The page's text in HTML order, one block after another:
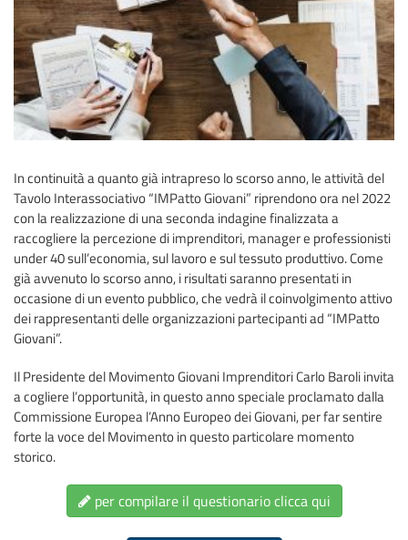
In continuità a quanto già intrapreso lo scorso anno, le attività del
Tavolo Interassociativo “IMPatto Giovani” riprendono ora nel 2022
con la realizzazione di una seconda indagine finalizzata a
raccogliere la percezione di imprenditori, manager e professionisti
under 40 sull’economia, sul lavoro e sul tessuto produttivo. Come
già avvenuto lo scorso anno, i risultati saranno presentati in
occasione di un evento pubblico, che vedrà il coinvolgimento attivo
dei rappresentanti delle organizzazioni partecipanti ad “IMPatto
Giovani”.
Il Presidente del Movimento Giovani Imprenditori Carlo Baroli invita
a cogliere l’opportunità, in questo anno speciale proclamato dalla
Commissione Europea l’Anno Europeo dei Giovani, per far sentire
forte la voce del Movimento in questo particolare momento
storico.
per compilare il questionario clicca qui